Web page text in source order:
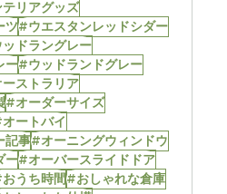
リアグッズ
ツ#ウエスタンレッドシダー
ドラングレー
ー#ウッドランドグレー
ストラリア
#オーダーサイズ
ートバイ
記事#オーニングウィンドウ
ー#オーバースライドドア
うち時間#おしゃれな倉庫